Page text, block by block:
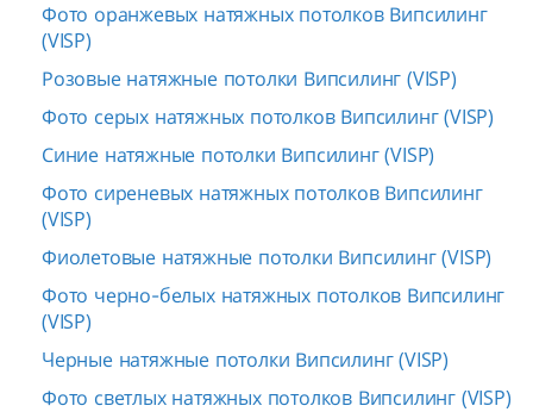
Фото оранжевых натяжных потолков Випсилинг
(VISP)
Розовые натяжные потолки Випсилинг (VISP)
Фото серых натяжных потолков Випсилинг (VISP)
Синие натяжные потолки Випсилинг (VISP)
Фото сиреневых натяжных потолков Випсилинг
(VISP)
Фиолетовые натяжные потолки Випсилинг (VISP)
Фото черно-белых натяжных потолков Випсилинг
(VISP)
Черные натяжные потолки Випсилинг (VISP)
Фото светлых натяжных потолков Випсилинг (VISP)